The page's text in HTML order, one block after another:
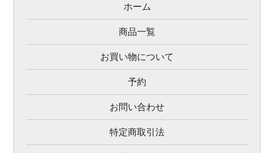
ホーム
商品一覧
お買い物について
予約
お問い合わせ
特定商取引法